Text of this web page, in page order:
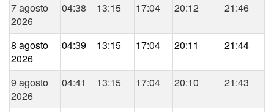
7 agosto
2026
04:38 13:15 17:04 20:12 21:46
8 agosto
2026
04:39 13:15 17:04 20:11 21:44
9 agosto
2026
04:41 13:15 17:04 20:10 21:43